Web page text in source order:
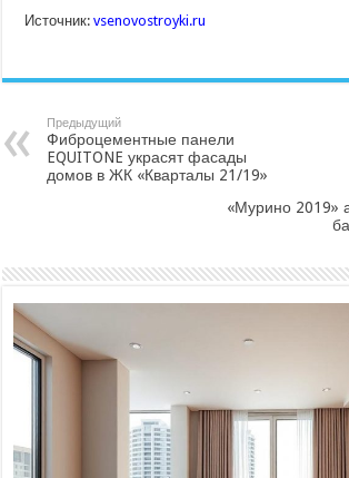
Источник:vsenovostroyki.ru
Предыдущий
Фиброцементные панели
EQUITONE украсят фасады
домов в ЖК «Кварталы 21/19»
«Мурино 2019»